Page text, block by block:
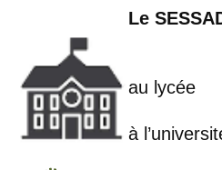
Le
au lycée
à